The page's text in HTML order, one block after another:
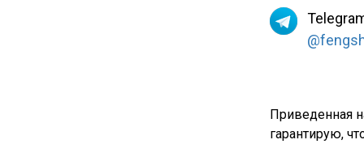
Приведенная
гарантирую,